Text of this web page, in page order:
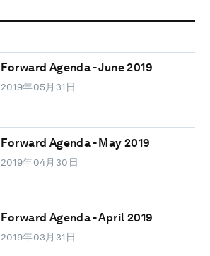
Forward Agenda - June 2019
2019年05月31日
Forward Agenda - May 2019
2019年04月30日
Forward Agenda - April 2019
2019年03月31日